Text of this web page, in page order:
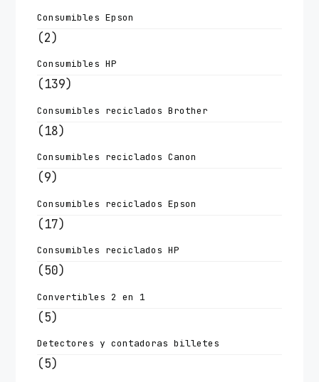
Consumibles Epson
(2)
Consumibles HP
(139)
Consumibles reciclados Brother
(18)
Consumibles reciclados Canon
(9)
Consumibles reciclados Epson
(17)
Consumibles reciclados HP
(50)
Convertibles 2 en 1
(5)
Detectores y contadoras billetes
(5)